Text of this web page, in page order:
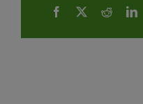
Facebook
X Reddit